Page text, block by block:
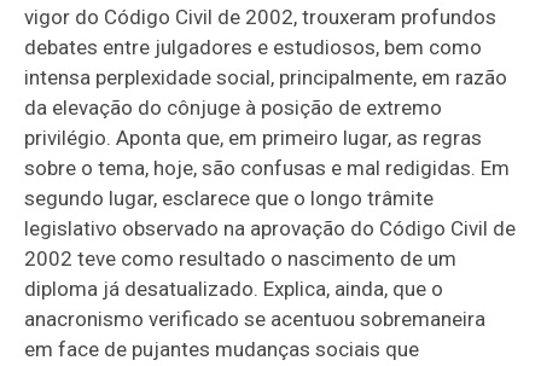
vigor do Código Civil de 2002, trouxeram profundos
debates entre julgadores e estudiosos, bem como
intensa perplexidade social, principalmente, em razão
da elevação do cônjuge à posição de extremo
privilégio. Aponta que, em primeiro lugar, as regras
sobre o tema, hoje, são confusas e mal redigidas. Em
segundo lugar, esclarece que o longo trâmite
legislativo observado na aprovação do Código Civil de
2002 teve como resultado o nascimento de um
diploma já desatualizado. Explica, ainda, que o
anacronismo verificado se acentuou sobremaneira
em face de pujantes mudanças sociais que